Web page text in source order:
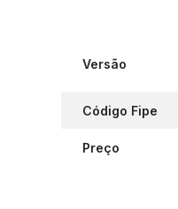
Versão
Código Fipe
Preço